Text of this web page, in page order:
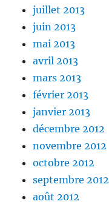
juillet 2013
juin 2013
mai 2013
avril 2013
mars 2013
février 2013
janvier 2013
décembre 2012
novembre 2012
octobre 2012
septembre 2012
août 2012